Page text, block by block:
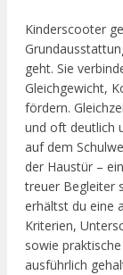
Kinderscooter
geht. Sie
Gleichgewicht,
fördern.
und oft deutlich
auf dem
der Haustür –
treuer Begleiter
erhältst du eine
Kriterien,
sowie
ausführlich